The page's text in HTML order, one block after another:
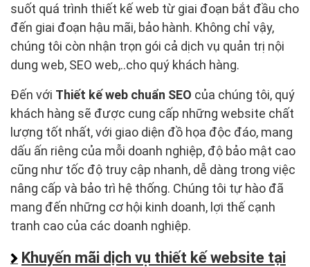
suốt quá trình thiết kế web từ giai đoạn bắt đầu cho
đến giai đoạn hậu mãi, bảo hành. Không chỉ vậy,
chúng tôi còn nhận trọn gói cả dịch vụ quản trị nội
dung web, SEO web,..cho quý khách hàng.
Đến với Thiết kế web chuẩn SEO của chúng tôi, quý
khách hàng sẽ được cung cấp những website chất
lượng tốt nhất, với giao diện đồ họa độc đáo, mang
dấu ấn riêng của mỗi doanh nghiệp, độ bảo mật cao
cũng như tốc độ truy cập nhanh, dễ dàng trong việc
nâng cấp và bảo trì hệ thống. Chúng tôi tự hào đã
mang đến những cơ hội kinh doanh, lợi thế cạnh
tranh cao của các doanh nghiệp.
Khuyến mãi dịch vụ thiết kế website tại